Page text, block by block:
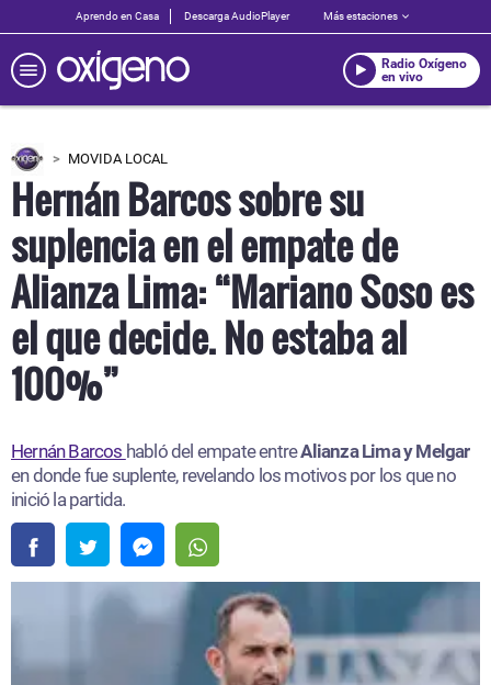
Aprendo en Casa Descarga AudioPlayer Más estaciones
Radio Oxígeno
en vivo
MOVIDA LOCAL
Hernán Barcos sobre su
suplencia en el empate de
Alianza Lima: “Mariano Soso es
el que decide. No estaba al
100%”
Hernán Barcos habló del empate entreAlianza Lima y Melgar
en donde fue suplente, revelando los motivos por los que no
inició la partida.